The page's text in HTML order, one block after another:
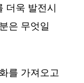
더욱 발전시
은 무엇일
를 가져오고